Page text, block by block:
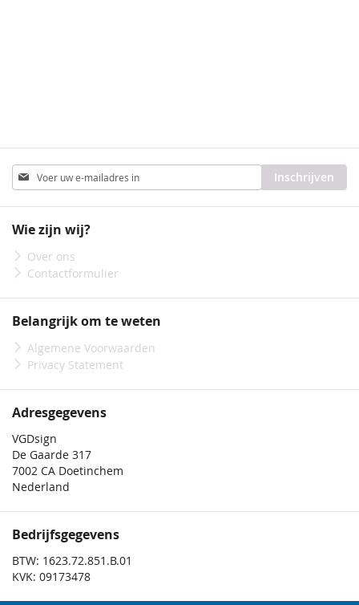
Abonneer
u
op
nieuwsbrief
Inschrijven
Wie zijn wij?
Over ons
Contactformulier
Belangrijk om te weten
Algemene Voorwaarden
Privacy Statement
Adresgegevens
VGDsign
De Gaarde 317
7002 CA Doetinchem
Nederland
Bedrijfsgegevens
BTW: 1623.72.851.B.01
KVK: 09173478